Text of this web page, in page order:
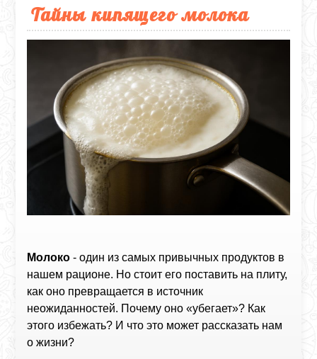
Тайны кипящего молока
Молоко - один из самых привычных продуктов в
нашем рационе. Но стоит его поставить на плиту,
как оно превращается в источник
неожиданностей. Почему оно «убегает»? Как
этого избежать? И что это может рассказать нам
о жизни?